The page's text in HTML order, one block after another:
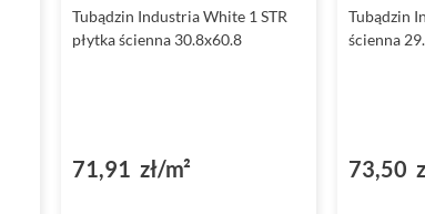
Tubądzin Industria White 1 STR
płytka ścienna 30.8x60.8
71,91 zł/m²
Tubądzin
ścienna
73,50